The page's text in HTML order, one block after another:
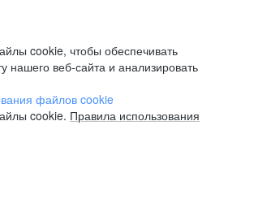
cookie, чтобы обеспечивать
нашего веб-сайта и анализировать
файлов cookie
cookie. Правила использования